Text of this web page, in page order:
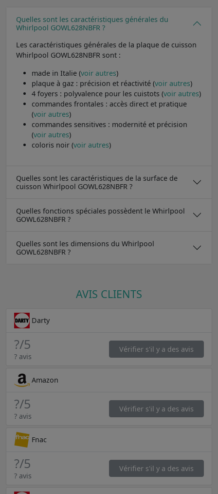
Quelles sont les caractéristiques générales du
Whirlpool GOWL628NBFR ?
Les caractéristiques générales de la plaque de cuisson
Whirlpool GOWL628NBFR sont :
made in Italie (voir autres)
plaque à gaz : précision et réactivité (voir autres)
4 foyers : polyvalence pour les cuistots (voir autres)
commandes frontales : accès direct et pratique
(voir autres)
commandes sensitives : modernité et précision
(voir autres)
coloris noir (voir autres)
Quelles sont les caractéristiques de la surface de
cuisson Whirlpool GOWL628NBFR ?
Quelles fonctions spéciales possèdent le Whirlpool
GOWL628NBFR ?
Quelles sont les dimensions du Whirlpool
GOWL628NBFR ?
AVIS CLIENTS
Darty
?/5
? avis
Vérifier s'il y a des avis
Amazon
?/5
? avis
Vérifier s'il y a des avis
Fnac
?/5
? avis
Vérifier s'il y a des avis